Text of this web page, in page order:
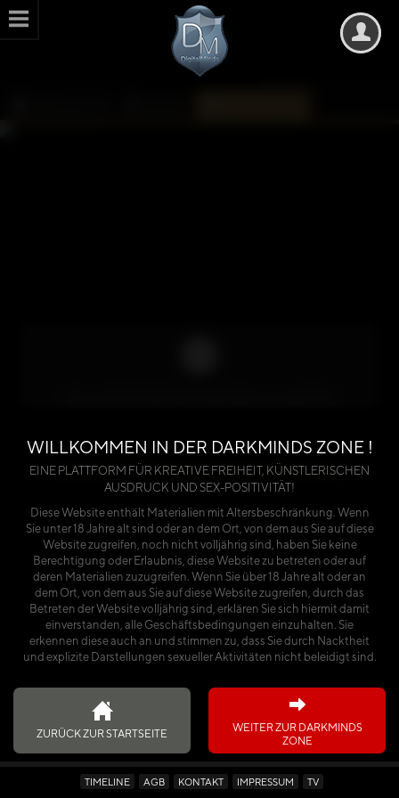
Über die Seite anmelden
Ich habe den Kalender käuflich erworben
WILLKOMMEN IN DER DARKMINDS ZONE !
EINE PLATTFORM FÜR KREATIVE FREIHEIT, KÜNSTLERISCHEN
AUSDRUCK UND SEX-POSITIVITÄT!
Diese Website enthält Materialien mit Altersbeschränkung. Wenn
Sie unter 18 Jahre alt sind oder an dem Ort, von dem aus Sie auf diese
Website zugreifen, noch nicht volljährig sind, haben Sie keine
Berechtigung oder Erlaubnis, diese Website zu betreten oder auf
deren Materialien zuzugreifen. Wenn Sie über 18 Jahre alt oder an
dem Ort, von dem aus Sie auf diese Website zugreifen, durch das
Betreten der Website volljährig sind, erklären Sie sich hiermit damit
einverstanden, alle Geschäftsbedingungen einzuhalten. Sie
erkennen diese auch an und stimmen zu, dass Sie durch Nacktheit
und explizite Darstellungen sexueller Aktivitäten nicht beleidigt sind.
ZURÜCK ZUR STARTSEITE
WEITER ZUR DARKMINDS
ZONE
TIMELINE AGB KONTAKT IMPRESSUM TV